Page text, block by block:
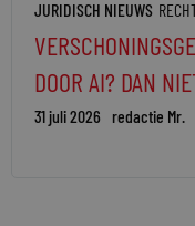
JURIDISCH NIEUWS
DOOR AI? DAN
31 juli 2026 redactie Mr.